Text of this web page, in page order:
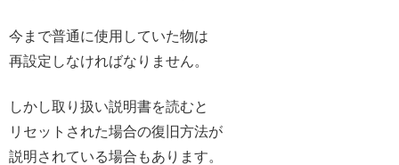
今まで普通に使用していた物は
再設定しなければなりません。
しかし取り扱い説明書を読むと
リセットされた場合の復旧方法が
説明されている場合もあります。